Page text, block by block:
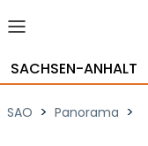
SACHSEN-ANHALT
SAO > Panorama >